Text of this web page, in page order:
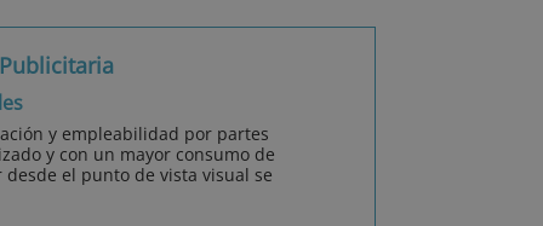
y empleabilidad por partes
y con un mayor consumo de
el punto de vista visual se